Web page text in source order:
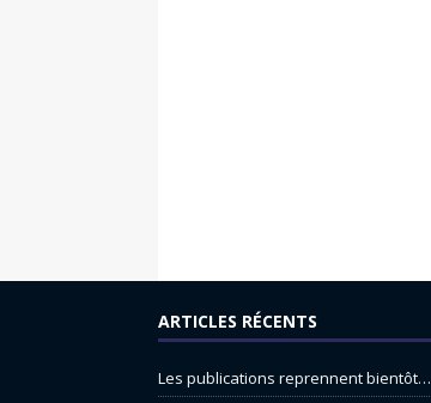
ARTICLES RÉCENTS
Les publications reprennent bientôt…